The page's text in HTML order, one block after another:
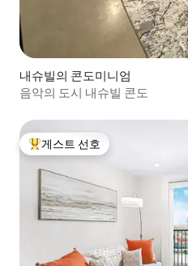
내슈빌의 콘도미니엄
음악의 도시 내슈빌 콘도
상위 게스트 선호
게스트 선호